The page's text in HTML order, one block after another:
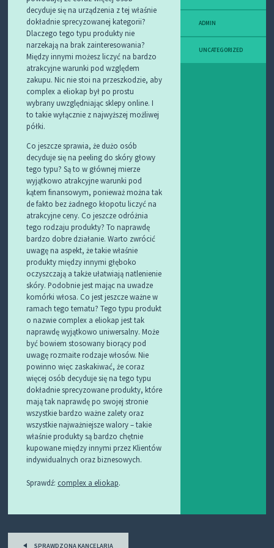
decyduje się na urządzenia z tej właśnie
dokładnie sprecyzowanej kategorii?
Dlaczego tego typu produkty nie
narzekają na brak zainteresowania?
Między innymi możesz liczyć na bardzo
atrakcyjne warunki pod względem
zakupu. Nic nie stoi na przeszkodzie, aby
complex a eliokap był po prostu
wybrany uwzględniając sklepy online. I
to takie wyłącznie z najwyższej możliwej
półki.
Co jeszcze sprawia, że dużo osób
decyduje się na peeling do skóry głowy
tego typu? Są to w głównej mierze
wyjątkowo atrakcyjne warunki pod
kątem finansowym, ponieważ można tak
de fakto bez żadnego kłopotu liczyć na
atrakcyjne ceny. Co jeszcze odróżnia
tego rodzaju produkty? To naprawdę
bardzo dobre działanie. Warto zwrócić
uwagę na aspekt, że takie właśnie
produkty między innymi głęboko
oczyszczają a także ułatwiają natlenienie
skóry. Podobnie jest mając na uwadze
komórki włosa. Co jest jeszcze ważne w
ramach tego tematu? Tego typu produkt
o nazwie complex a eliokap jest tak
naprawdę wyjątkowo uniwersalny. Może
być bowiem stosowany biorący pod
uwagę rozmaite rodzaje włosów. Nie
powinno więc zaskakiwać, że coraz
więcej osób decyduje się na tego typu
dokładnie sprecyzowane produkty, które
mają tak naprawdę po swojej stronie
wszystkie bardzo ważne zalety oraz
wszystkie najważniejsze walory – takie
właśnie produkty są bardzo chętnie
kupowane między innymi przez Klientów
indywidualnych oraz biznesowych.
Sprawdź: complex a eliokap.
ADMIN
UNCATEGORIZED
PostSPRAWDZONA KANCELARIA